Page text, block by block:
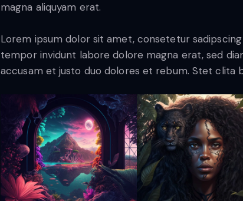
magna aliquyam erat.
Lorem ipsum dolor sit amet, consetetur
tempor invidunt labore dolore magna erat, sed
accusam et justo duo dolores et rebum. Stet clita